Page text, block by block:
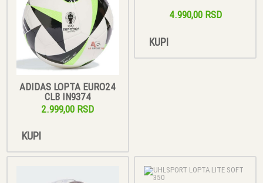
ADIDAS LOPTA EURO24
CLB IN9374
2.999,00 RSD
KUPI
4.990,00 RSD
KUPI